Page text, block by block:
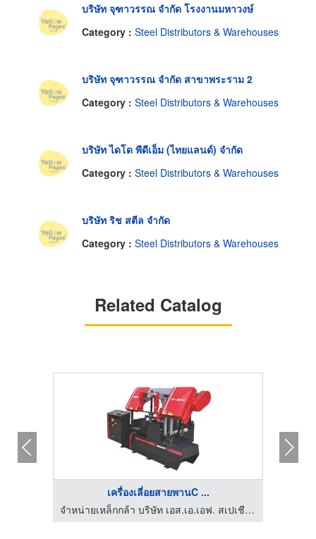
บริษัท จุฑาวรรณ จำกัด โรงงานมหาวงษ์
Category : Steel Distributors & Warehouses
บริษัท จุฑาวรรณ จำกัด สาขาพระราม 2
Category : Steel Distributors & Warehouses
บริษัท ไดโด พีดีเอ็ม (ไทยแลนด์) จำกัด
Category : Steel Distributors & Warehouses
บริษัท ริช สตีล จำกัด
Category : Steel Distributors & Warehouses
Related Catalog
เครื่องเลี่อยสายพานC ...
จำหน่ายเหล็กกล้า บริษัท เอส.เอ.เอฟ. สเปเชียล สตีล จำกัด